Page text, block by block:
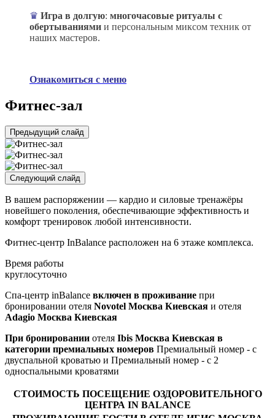
♛ Игра в долгую: многочасовые ритуалы с
обертываниями и персональным миксом техник от
наших мастеров.
Ознакомиться с меню
Фитнес-зал
Предыдущий слайд
Следующий слайд
В вашем распоряжении — кардио и силовые тренажёры
новейшего поколения, обеспечивающие эффективность и
комфорт тренировок любой интенсивности.
Фитнес-центр InBalance расположен на 6 этаже комплекса.
Время работы
круглосуточно
Спа-центр inBalance включен в проживание при
бронировании отеля Novotel Москва Киевская и отеля
Adagio Москва Киевская
При бронировании отеля Ibis Москва Киевская в
категории премиальных номеров Премиальный номер - с
двуспальной кроватью и Премиальный номер - с 2
односпальными кроватями
СТОИМОСТЬ ПОСЕЩЕНИЕ ОЗДОРОВИТЕЛЬНОГО
ЦЕНТРА IN BALANCE